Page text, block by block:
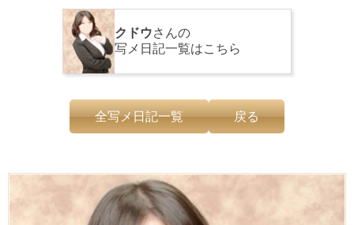
クドウさんの
写メ日記一覧はこちら
全写メ日記一覧 戻る